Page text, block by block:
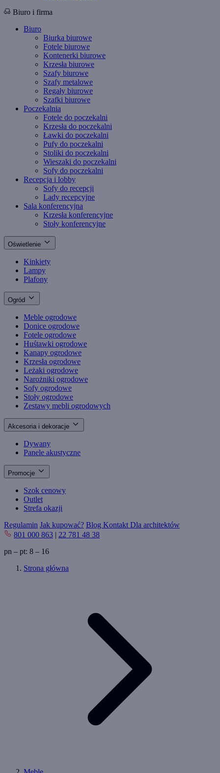
Biuro i firma
Biuro
Biurka biurowe
Fotele biurowe
Kontenerki biurowe
Krzesła biurowe
Szafy biurowe
Szafy metalowe
Regały biurowe
Szafki biurowe
Poczekalnia
Fotele do poczekalni
Krzesła do poczekalni
Ławki do poczekalni
Pufy do poczekalni
Stoliki do poczekalni
Wieszaki do poczekalni
Sofy do poczekalni
Recepcja i lobby
Sofy do recepcji
Lady recepcyjne
Sala konferencyjna
Krzesła konferencyjne
Stoły konferencyjne
Oświetlenie
Kinkiety
Lampy
Plafony
Ogród
Meble ogrodowe
Donice ogrodowe
Fotele ogrodowe
Huśtawki ogrodowe
Kanapy ogrodowe
Krzesła ogrodowe
Leżaki ogrodowe
Narożniki ogrodowe
Sofy ogrodowe
Stoły ogrodowe
Zestawy mebli ogrodowych
Akcesoria i dekoracje
Dywany
Panele akustyczne
Promocje
Szok cenowy
Outlet
Strefa okazji
Regulamin Jak kupować? Blog Kontakt Dla architektów
801 000 863 | 22 781 48 38
pn – pt: 8 – 16
Strona główna